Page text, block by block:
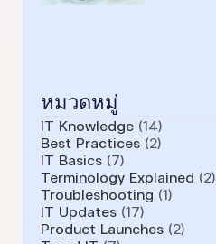
หมวดหมู่
IT Knowledge (14)
Best Practices (2)
IT Basics (7)
Terminology Explained (2)
Troubleshooting (1)
IT Updates (17)
Product Launches (2)